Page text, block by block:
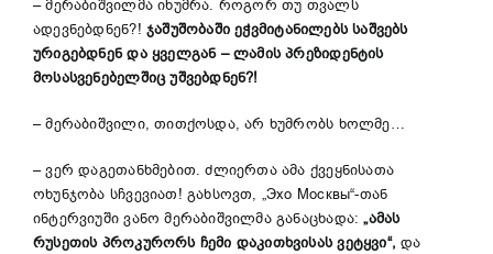
– მერაბიშვილმა იხუმრა. როგორ თუ თვალს
ადევნებდნენ?! ჯაშუშობაში ეჭვმიტანილებს საშვებს
ურიგებდნენ და ყველგან – ლამის პრეზიდენტის
მოსასვენებელშიც უშვებდნენ?!
– მერაბიშვილი, თითქოსდა, არ ხუმრობს ხოლმე…
– ვერ დაგეთანხმებით. ძლიერთა ამა ქვეყნისათა
ოხუნჯობა სჩვევიათ! გახსოვთ, „Эхо Москвы“-თან
ინტერვიუში ვანო მერაბიშვილმა განაცხადა:„ამას
რუსეთის პროკურორს ჩემი დაკითხვისას ვეტყვი“, და